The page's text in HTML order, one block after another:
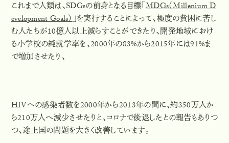
これまで人類は、SDGsの前身となる目標「 MDGs（Millenium D
evelopment Goals）」を実行することによって、極度の貧困に苦し
む人たちが10億人以上減らすことができたり、開発地域におけ
る小学校の純就学率を、2000年の83%から2015年には91%ま
で増加させたり、
HIVへの感染者数を2000年から2013年の間に、約350万人か
ら210万人へ減少させたりと、コロナで後退したとの報告もありつ
つ、途上国の問題を大きく改善しています。